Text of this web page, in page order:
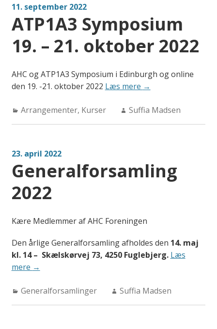
20.
nov.
2022”
11. september 2022
ATP1A3 Symposium
19. – 21. oktober 2022
AHC og ATP1A3 Symposium i Edinburgh og online
den 19. -21. oktober 2022 Læs mere “ATP1A3
19.
–
→
Categories:
Arrangementer, Kurser Author:
Suffia Madsen
23. april 2022
Generalforsamling
2022
Kære Medlemmer af AHC Foreningen
Den årlige Generalforsamling afholdes den 14. maj
kl. 14 – Skælskørvej 73, 4250 Fuglebjerg. Læs
mere “Generalforsamling
→
Categories:
Generalforsamlinger Author:
Suffia Madsen